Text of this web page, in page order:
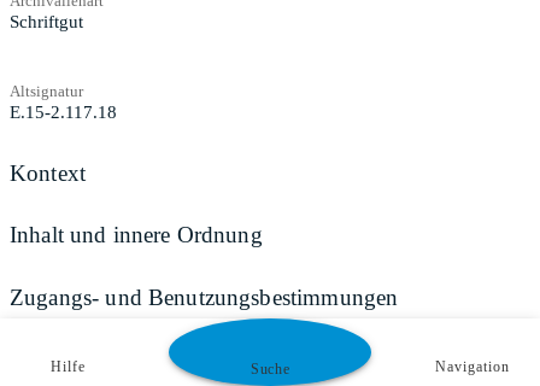
Schriftgut
Altsignatur
E.15-2.117.18
Kontext
Inhalt und innere Ordnung
Zugangs- und Benutzungsbestimmungen
Hilfe Suche Navigation